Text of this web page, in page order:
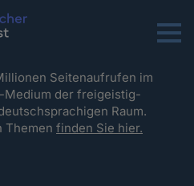
Menu
Seitenaufrufen im
Medium der freigeistig-
Raum.
Themenfinden Sie hier.